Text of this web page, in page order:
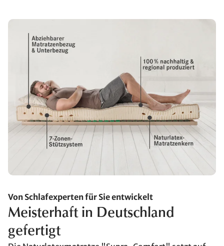
Von Schlafexperten für Sie entwickelt
Meisterhaft in Deutschland
gefertigt